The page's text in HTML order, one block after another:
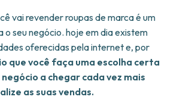
vai revender roupas de marca é um
o seu negócio. hoje em dia existem
oferecidas pela internet e, por
que você faça uma escolha certa
a chegar cada vez mais
as suas vendas.